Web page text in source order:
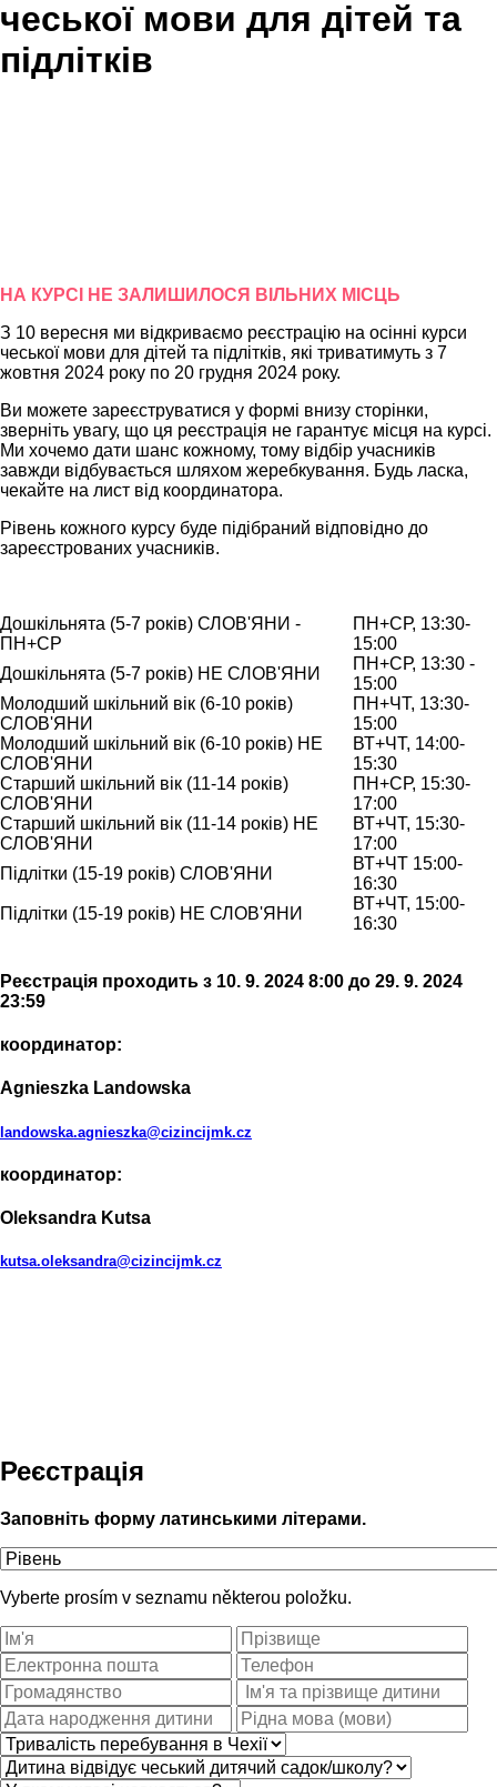
чеської мови для дітей та
підлітків
НА КУРСІ НЕ ЗАЛИШИЛОСЯ ВІЛЬНИХ МІСЦЬ
З 10 вересня ми відкриваємо реєстрацію на осінні курси
чеської мови для дітей та підлітків, які триватимуть з 7
жовтня 2024 року по 20 грудня 2024 року.
Ви можете зареєструватися у формі внизу сторінки,
зверніть увагу, що ця реєстрація не гарантує місця на курсі.
Ми хочемо дати шанс кожному, тому відбір учасників
завжди відбувається шляхом жеребкування. Будь ласка,
чекайте на лист від координатора.
Рівень кожного курсу буде підібраний відповідно до
зареєстрованих учасників.
Дошкільнята (5-7 років) СЛОВ'ЯНИ -
ПН+СР
ПН+СР, 13:30-
15:00
Дошкільнята (5-7 років) НЕ СЛОВ'ЯНИ
ПН+СР, 13:30 -
15:00
Молодший шкільний вік (6-10 років)
СЛОВ'ЯНИ
ПН+ЧТ, 13:30-
15:00
Молодший шкільний вік (6-10 років) НЕ
СЛОВ'ЯНИ
ВТ+ЧТ, 14:00-
15:30
Старший шкільний вік (11-14 років)
СЛОВ'ЯНИ
ПН+СР, 15:30-
17:00
Старший шкільний вік (11-14 років) НЕ
СЛОВ'ЯНИ
ВТ+ЧТ, 15:30-
17:00
Підлітки (15-19 років) СЛОВ'ЯНИ
ВТ+ЧТ 15:00-
16:30
Підлітки (15-19 років) НЕ СЛОВ'ЯНИ
ВТ+ЧТ, 15:00-
16:30
Реєстрація проходить з 10. 9. 2024 8:00 до 29. 9. 2024
23:59
координатор:
Agnieszka Landowska
landowska.agnieszka@cizincijmk.cz
координатор:
Oleksandra Kutsa
kutsa.oleksandra@cizincijmk.cz
Реєстрація
Заповніть форму латинськими літерами.
Vyberte prosím v seznamu některou položku.